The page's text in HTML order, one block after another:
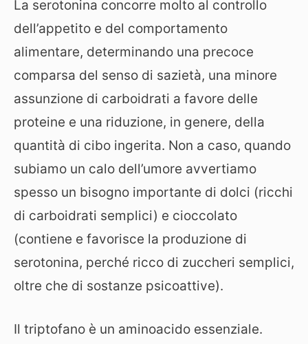
La serotonina concorre molto al controllo
dell’appetito e del comportamento
alimentare, determinando una precoce
comparsa del senso di sazietà, una minore
assunzione di carboidrati a favore delle
proteine e una riduzione, in genere, della
quantità di cibo ingerita. Non a caso, quando
subiamo un calo dell’umore avvertiamo
spesso un bisogno importante di dolci (ricchi
di carboidrati semplici) e cioccolato
(contiene e favorisce la produzione di
serotonina, perché ricco di zuccheri semplici,
oltre che di sostanze psicoattive).
Il triptofano è un aminoacido essenziale.